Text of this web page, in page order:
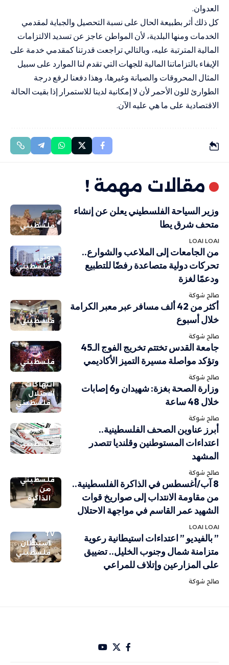
العدوان.
كل ذلك أثر بطبيعة الحال على نسبة التحصيل والجباية لمقدمي
الخدمات ومنها البلدية، لأن المواطن عاجز عن تسديد الالتزامات
المالية المترتبة عليه، وبالتالي تراجعت قدرتنا كمقدمي خدمة على
الإيفاء بالتزاماتنا المالية للجهات التي تقدم لنا الموارد على سبيل
المثال المحروقات والصيانة وغيرها، وهذا دفعنا لرفع درجة
الطوارئ للون الأحمر لأن لا إمكانية لدينا للاستمرار إذا بقيت الحالة
الاقتصادية على ما هي عليه الآن.
مقالات مهمة !
فلسطيني
وزير السياحة الفلسطيني يعلن عن إنشاء
متحف شرق يطا
LOAI LOAI
دولي
فلسطيني
من الجامعات إلى الملاعب والشوارع..
تحركات دولية متصاعدة رفضًا للتطبيع
ودعمًا لغزة
صالح شوكة
فلسطيني
أكثر من 42 ألف مسافر عبر معبر الكرامة
خلال أسبوع
صالح شوكة
فلسطيني
جامعة القدس تختتم تخريج الفوج الـ45
وتؤكد مواصلة مسيرة التميز الأكاديمي
صالح شوكة
انتهاكات
الاحتلال
فلسطيني
وزارة الصحة بغزة: شهيدان و6 إصابات
خلال 48 ساعة
صالح شوكة
فلسطيني
أبرز عناوين الصحف الفلسطينية..
اعتداءات المستوطنين وقلنديا تتصدر
المشهد
صالح شوكة
فلسطيني
من
الذاكرة
8 آب/أغسطس في الذاكرة الفلسطينية..
من مقاومة الانتداب إلى صواريخ قوات
الشهيد عمر القاسم في مواجهة الاحتلال
LOAI LOAI
TV
استيطان
فلسطيني
” بالفيديو ” اعتداءات استيطانية رعوية
متزامنة شمال وجنوب الخليل.. تضييق
على المزارعين وإتلاف للمراعي
صالح شوكة